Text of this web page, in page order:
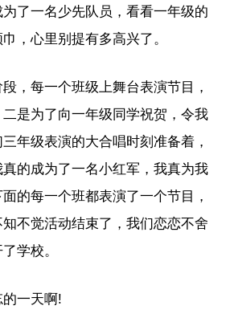
了一名少先队员，看看一年级的
，心里别提有多高兴了。
，每一个班级上舞台表演节目，
是为了向一年级同学祝贺，令我
年级表演的大合唱时刻准备着，
的成为了一名小红军，我真为我
的每一个班都表演了一个节目，
不觉活动结束了，我们恋恋不舍
学校。
一天啊!